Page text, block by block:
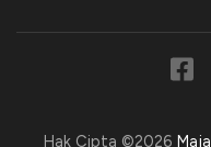
Hak Cipta ©2026